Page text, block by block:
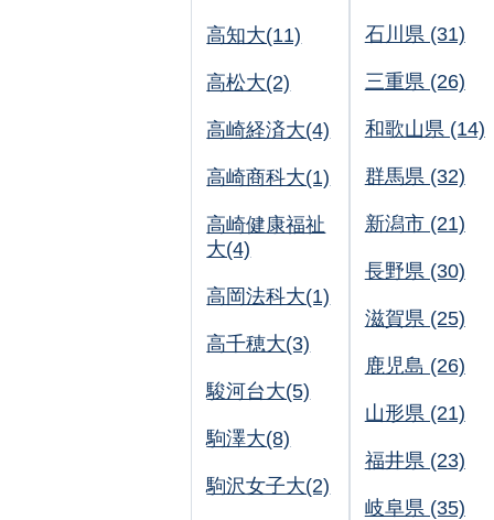
高知大(11)
高松大(2)
高崎経済大(4)
高崎商科大(1)
高崎健康福祉
大(4)
高岡法科大(1)
高千穂大(3)
駿河台大(5)
駒澤大(8)
駒沢女子大(2)
石川県 (31)
三重県 (26)
和歌山県 (14)
群馬県 (32)
新潟市 (21)
長野県 (30)
滋賀県 (25)
鹿児島 (26)
山形県 (21)
福井県 (23)
岐阜県 (35)